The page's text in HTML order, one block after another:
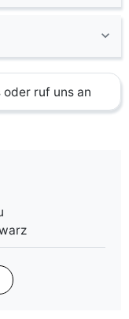
oder ruf uns an